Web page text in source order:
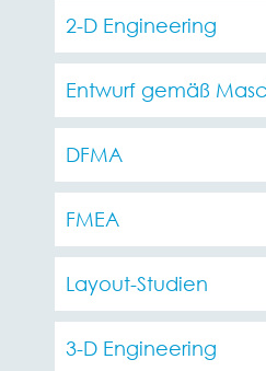
2-D Engineering
Entwurf gemäß
DFMA
FMEA
Layout-Studien
3-D Engineering